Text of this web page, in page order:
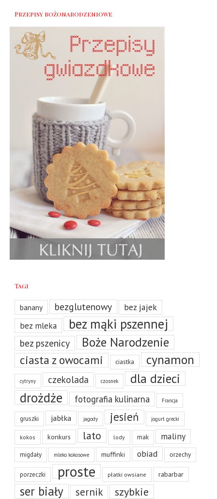
Przepisy bożonarodzeniowe
Tagi
banany bezglutenowy bez jajek
bez mleka bez mąki pszennej
bez pszenicy Boże Narodzenie
ciasta z owocami ciastka cynamon
cytryny czekolada czosnek dla dzieci
drożdże fotografia kulinarna Francja
gruszki jabłka jagody jesień jogurt grecki
kokos konkurs lato lody mak maliny
migdały mleko kokosowe muffinki obiad orzechy
porzeczki proste płatki owsiane rabarbar
ser biały sernik szybkie